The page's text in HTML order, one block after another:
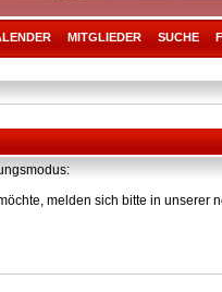
MITGLIEDER SUCHE
melden sich bitte in unserer